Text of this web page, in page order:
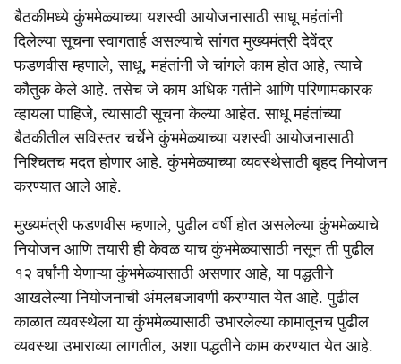
बैठकीमध्ये कुंभमेळ्याच्या यशस्वी आयोजनासाठी साधू महंतांनी
दिलेल्या सूचना स्वागतार्ह असल्याचे सांगत मुख्यमंत्री देवेंद्र
फडणवीस म्हणाले, साधू, महंतांनी जे चांगले काम होत आहे, त्याचे
कौतुक केले आहे. तसेच जे काम अधिक गतीने आणि परिणामकारक
व्हायला पाहिजे, त्यासाठी सूचना केल्या आहेत. साधू महंतांच्या
बैठकीतील सविस्तर चर्चेने कुंभमेळ्याच्या यशस्वी आयोजनासाठी
निश्चितच मदत होणार आहे. कुंभमेळ्याच्या व्यवस्थेसाठी बृहद नियोजन
करण्यात आले आहे.
मुख्यमंत्री फडणवीस म्हणाले, पुढील वर्षी होत असलेल्या कुंभमेळ्याचे
नियोजन आणि तयारी ही केवळ याच कुंभमेळ्यासाठी नसून ती पुढील
१२ वर्षांनी येणाऱ्या कुंभमेळ्यासाठी असणार आहे, या पद्धतीने
आखलेल्या नियोजनाची अंमलबजावणी करण्यात येत आहे. पुढील
काळात व्यवस्थेला या कुंभमेळ्यासाठी उभारलेल्या कामातूनच पुढील
व्यवस्था उभाराव्या लागतील, अशा पद्धतीने काम करण्यात येत आहे.